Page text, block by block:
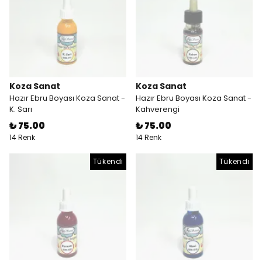
Koza Sanat
Hazır Ebru Boyası Koza Sanat -
K. Sarı
₺ 75.00
14 Renk
Koza Sanat
Hazır Ebru Boyası Koza Sanat -
Kahverengi
₺ 75.00
14 Renk
Tükendi Tükendi